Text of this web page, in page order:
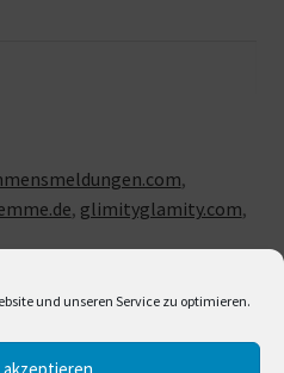
und unseren Service zu optimieren.
akzeptieren
,
, glimityglamity.com,